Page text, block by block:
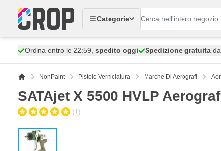
Categorie
Ordina entro le 22:59, spedito oggi Spedizione gratuita
NonPaint Pistole Verniciatura Marche Di Aerografi
SATAjet X 5500 HVLP
(1)
View larger image